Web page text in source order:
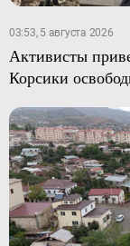
03:53, 5 августа 2026
Активисты
Корсики